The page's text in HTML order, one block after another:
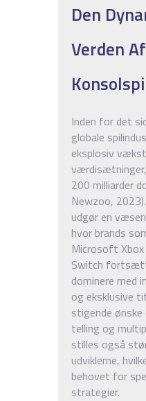
Den
Verden Af
Inden for det
globale
eksplosiv
200 milliarder
Newzoo,
udgør en
hvor brands
Microsoft
Switch
dominere med
og eksklusive
stigende
telling og
stilles også
udviklerne,
behovet for
strategier.